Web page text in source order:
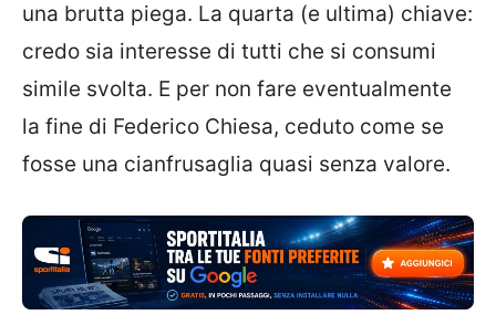
una brutta piega. La quarta (e ultima) chiave:
credo sia interesse di tutti che si consumi
simile svolta. E per non fare eventualmente
la fine di Federico Chiesa, ceduto come se
fosse una cianfrusaglia quasi senza valore.